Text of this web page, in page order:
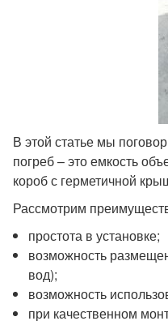
В этой статье мы
погреб – это емкость
короб с герметичной
Рассмотрим
простота в установке;
возможность
вод);
возможность
при качественном